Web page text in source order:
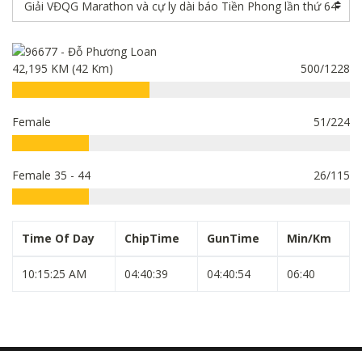
42,195 KM (42 Km) 500/1228
Female 51/224
Female 35 - 44 26/115
Time Of Day ChipTime GunTime Min/Km
10:15:25 AM 04:40:39 04:40:54 06:40